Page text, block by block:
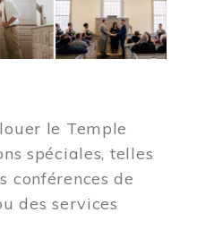
le Temple
spéciales, telles
conférences de
des services